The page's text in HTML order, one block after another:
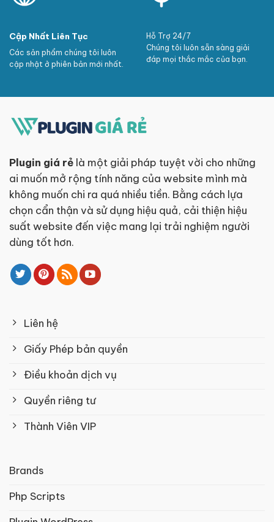
Cập Nhất Liên Tục
Các sản phẩm chúng tôi luôn
cập nhật ở phiên bản mới nhất.
Hỗ Trợ 24/7
Chúng tôi luôn sẵn sàng giải
đáp mọi thắc mắc của bạn.
Plugin giá rẻ là một giải pháp tuyệt vời cho những
ai muốn mở rộng tính năng của website mình mà
không muốn chi ra quá nhiều tiền. Bằng cách lựa
chọn cẩn thận và sử dụng hiệu quả, cải thiện hiệu
suất website đến việc mang lại trải nghiệm người
dùng tốt hơn.
Liên hệ
Giấy Phép bản quyền
Điều khoản dịch vụ
Quyền riêng tư
Thành Viên VIP
Brands
Php Scripts